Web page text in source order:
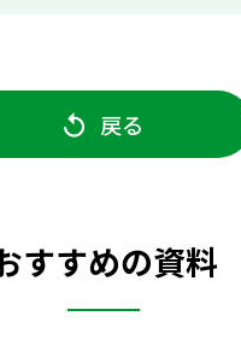
戻る
すすめの資料